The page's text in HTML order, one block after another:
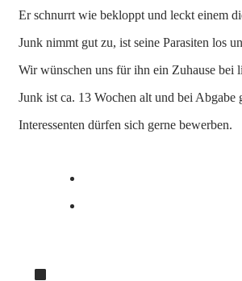
Er schnurrt wie bekloppt und leckt einem
Junk nimmt gut zu, ist seine Parasiten los
Wir wünschen uns für ihn ein Zuhause bei
Junk ist ca. 13 Wochen alt und bei
Interessenten dürfen sich gerne bewerben.